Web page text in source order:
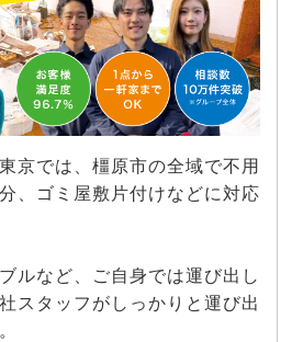
京では、橿原市の全域で不用
、ゴミ屋敷片付けなどに対応
ルなど、ご自身では運び出し
スタッフがしっかりと運び出